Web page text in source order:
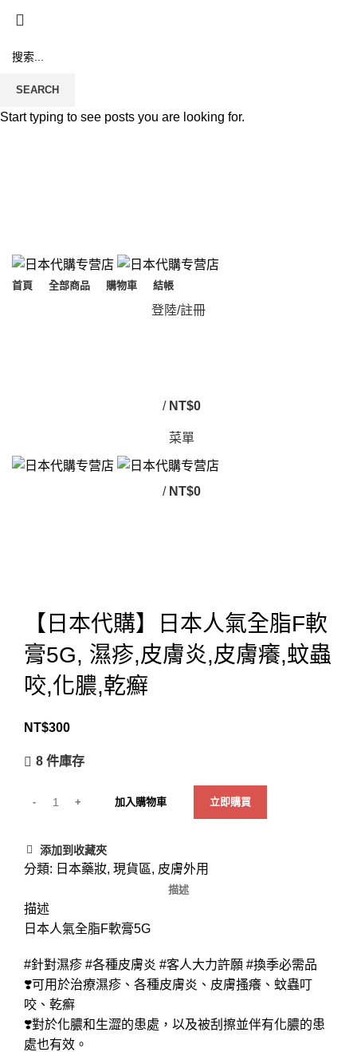
首頁 全部商品 購物車 結帳
登陸/註冊
/ NT$0
菜單
/ NT$0
【日本代購】日本人氣全脂F軟
膏5G, 濕疹,皮膚炎,皮膚癢,蚊蟲
咬,化膿,乾癬
NT$300
8 件庫存
加入購物車 立即購買
添加到收藏夾
分類: 日本藥妝, 現貨區, 皮膚外用
描述
描述
日本人氣全脂F軟膏5G
#針對濕疹 #各種皮膚炎 #客人大力許願 #換季必需品
❣️可用於治療濕疹、各種皮膚炎、皮膚搔癢、蚊蟲叮
咬、乾癬
❣️對於化膿和生澀的患處，以及被刮擦並伴有化膿的患
處也有效。
SEARCH
Start typing to see posts you are looking for.